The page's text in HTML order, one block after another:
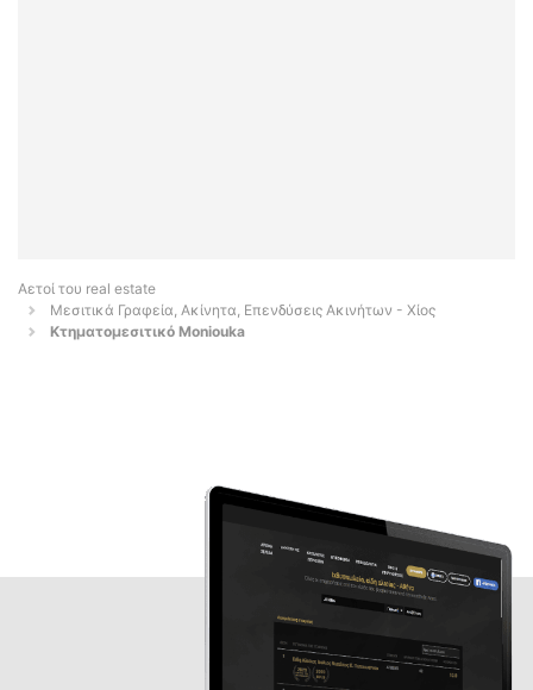
Αετοί του real estate
Μεσιτικά Γραφεία, Ακίνητα, Επενδύσεις Ακινήτων - Χίος
Κτηματομεσιτικό Moniouka